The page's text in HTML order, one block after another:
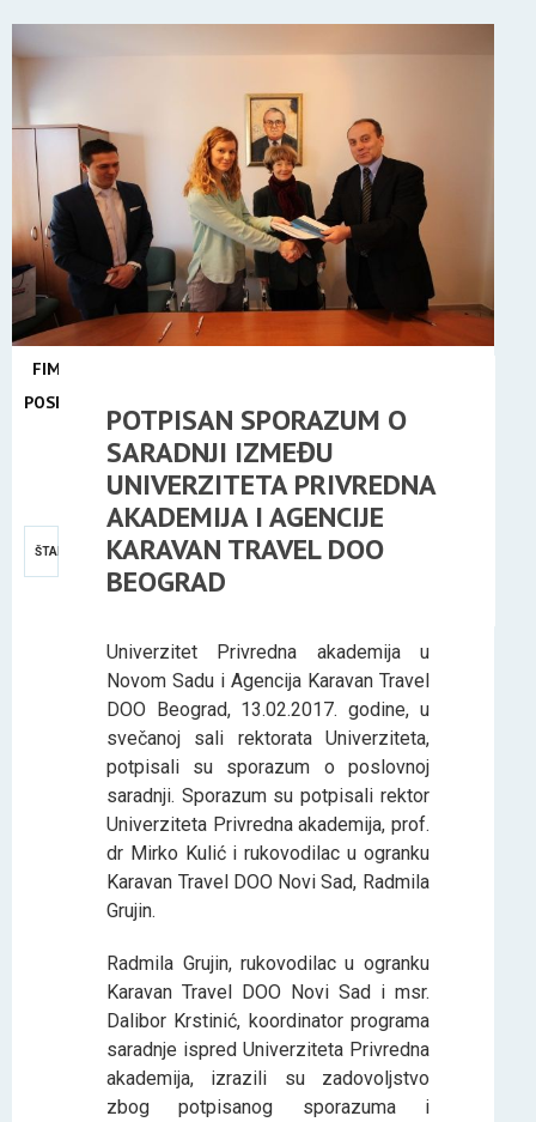
FIMEK
POSETI
ŠTAMPA
POTPISAN SPORAZUM O
SARADNJI IZMEĐU
UNIVERZITETA PRIVREDNA
AKADEMIJA I AGENCIJE
KARAVAN TRAVEL DOO
BEOGRAD
Univerzitet Privredna akademija u
Novom Sadu i Agencija Karavan Travel
DOO Beograd, 13.02.2017. godine, u
svečanoj sali rektorata Univerziteta,
potpisali su sporazum o poslovnoj
saradnji. Sporazum su potpisali rektor
Univerziteta Privredna akademija, prof.
dr Mirko Kulić i rukovodilac u ogranku
Karavan Travel DOO Novi Sad, Radmila
Grujin.
Radmila Grujin, rukovodilac u ogranku
Karavan Travel DOO Novi Sad i msr.
Dalibor Krstinić, koordinator programa
saradnje ispred Univerziteta Privredna
akademija, izrazili su zadovoljstvo
zbog potpisanog sporazuma i